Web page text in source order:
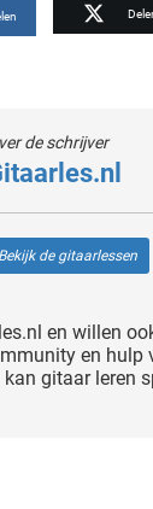
de schrijver
Bekijk de gitaarlessen
en willen
en hulp
kan gitaar leren